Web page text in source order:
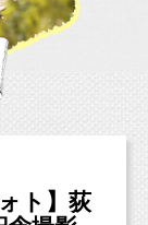
ト】荻